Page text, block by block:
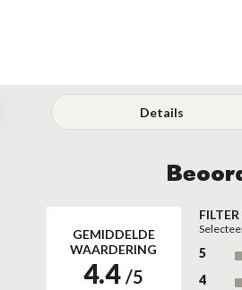
Details
GEMIDDELDE
WAARDERING
4.4 /5
5
4